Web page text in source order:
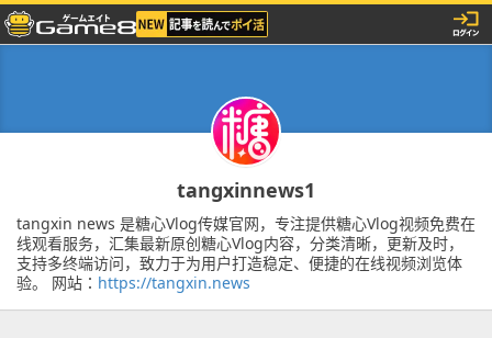
tangxinnews1
tangxin news 是糖心Vlog传媒官网，专注提供糖心Vlog视频免费在
线观看服务，汇集最新原创糖心Vlog内容，分类清晰，更新及时，
支持多终端访问，致力于为用户打造稳定、便捷的在线视频浏览体
验。 网站： https://tangxin.news